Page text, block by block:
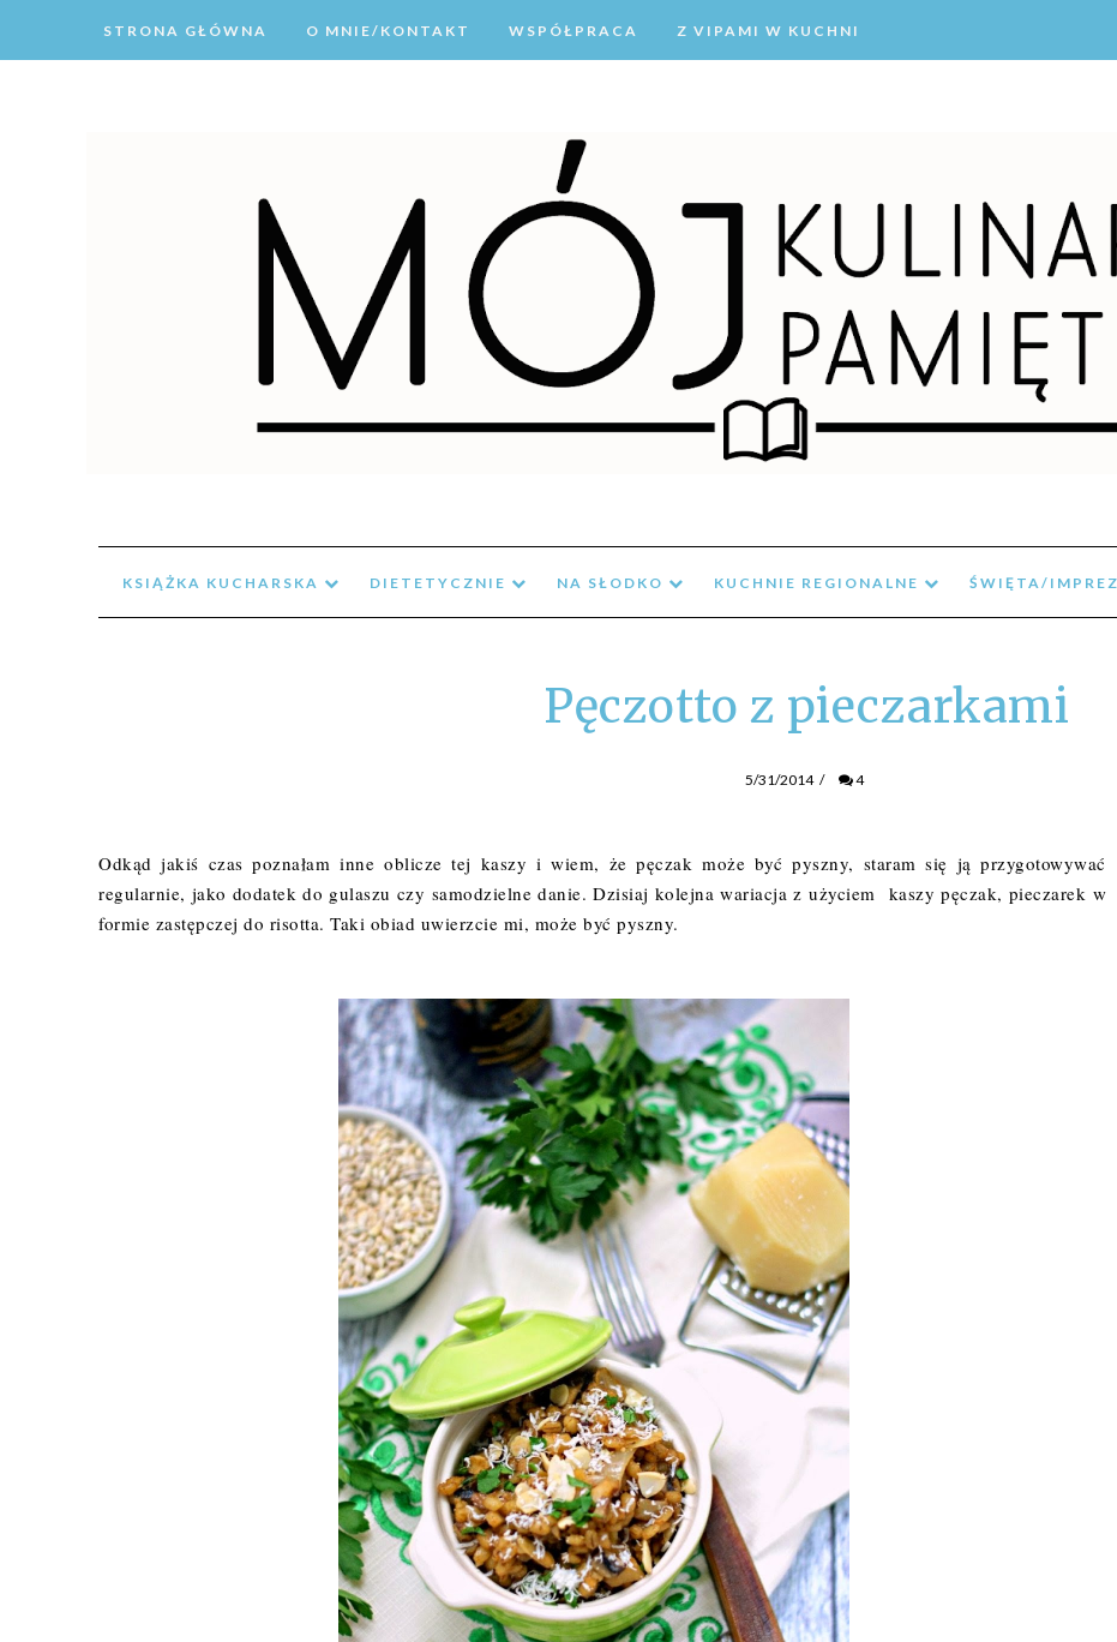
STRONA GŁÓWNA O MNIE/KONTAKT WSPÓŁPRACA Z VIPAMI W KUCHNI
KSIĄŻKA KUCHARSKA DIETETYCZNIE NA SŁODKO KUCHNIE REGIONALNE ŚWIĘTA/
Pęczotto z pieczarkami
5/31/2014 / 4
Odkąd jakiś czas poznałam inne oblicze tej kaszy i wiem, że pęczak może być pyszny, staram się ją przygotowywać
regularnie, jako dodatek do gulaszu czy samodzielne danie. Dzisiaj kolejna wariacja z użyciem kaszy pęczak, pieczarek w
formie zastępczej do risotta. Taki obiad uwierzcie mi, może być pyszny.